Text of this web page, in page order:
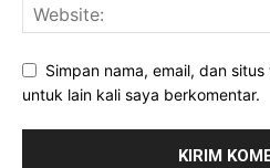
Simpan nama, email, dan
untuk lain kali saya berkomentar.